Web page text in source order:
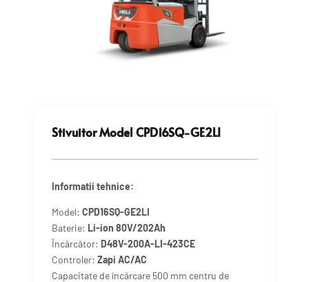
Stivuitor Model CPD16SQ-GE2LI
Informatii tehnice:
Model: CPD16SQ-GE2LI
Baterie: Li-ion 80V/202Ah
Încărcător: D48V-200A-LI-423CE
Controler: Zapi AC/AC
Capacitate de încărcare 500 mm centru de